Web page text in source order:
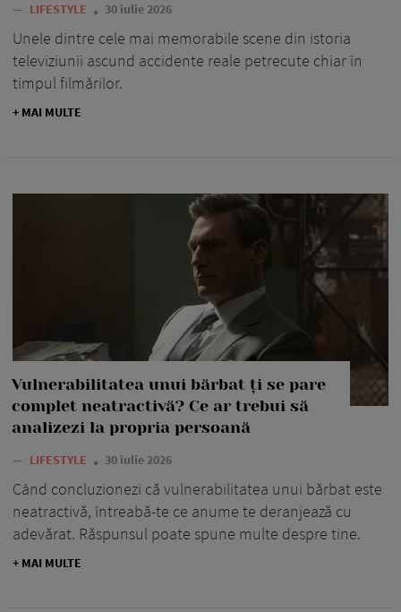
— LIFESTYLE 30 iulie 2026
Unele dintre cele mai memorabile scene din istoria
televiziunii ascund accidente reale petrecute chiar în
timpul filmărilor.
+ MAI MULTE
Vulnerabilitatea unui bărbat ți se pare
complet neatractivă? Ce ar trebui să
analizezi la propria persoană
— LIFESTYLE 30 iulie 2026
Când concluzionezi că vulnerabilitatea unui bărbat este
neatractivă, întreabă-te ce anume te deranjează cu
adevărat. Răspunsul poate spune multe despre tine.
+ MAI MULTE